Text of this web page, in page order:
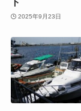
2025年9月23日